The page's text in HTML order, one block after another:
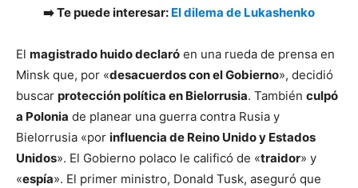
➡️ Te puede interesar: El dilema de Lukashenko
El magistrado huido declaró en una rueda de prensa en
Minsk que, por «desacuerdos con el Gobierno», decidió
buscar protección política en Bielorrusia. También culpó
a Polonia de planear una guerra contra Rusia y
Bielorrusia «por influencia de Reino Unido y Estados
Unidos». El Gobierno polaco le calificó de «traidor» y
«espía». El primer ministro, Donald Tusk, aseguró que